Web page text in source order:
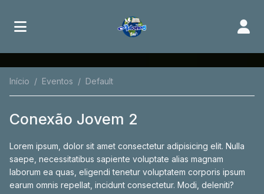
Início Eventos Default
Conexão Jovem 2
Lorem ipsum, dolor sit amet consectetur adipisicing elit. Nulla
saepe, necessitatibus sapiente voluptate alias magnam
laborum ea quas, eligendi tenetur voluptatem corporis ipsum
earum omnis repellat, incidunt consectetur. Modi, deleniti?